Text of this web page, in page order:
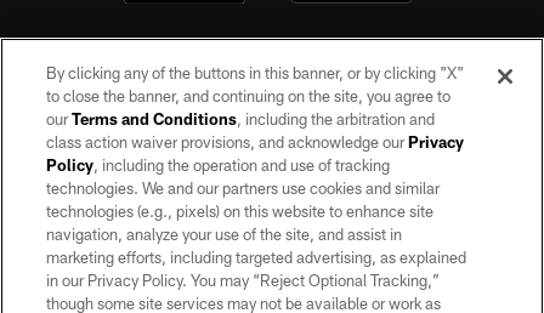
©2026 by the Las Vegas Raiders. All rights reserved. No portion of this site
may be reproduced without the express written permission of the Las Vegas
Raiders.
PRIVACY POLICY
TERMS OF SERVICE
By clicking any of the buttons in this banner, or by clicking "X"
to close the banner, and continuing on the site, you agree to
ourTerms and Conditions, including the arbitration and
class action waiver provisions, and acknowledge ourPrivacy
Policy, including the operation and use of tracking
technologies. We and our partners use cookies and similar
technologies (e.g., pixels) on this website to enhance site
navigation, analyze your use of the site, and assist in
marketing efforts, including targeted advertising, as explained
in our Privacy Policy. You may “Reject Optional Tracking,”
though some site services may not be available or work as